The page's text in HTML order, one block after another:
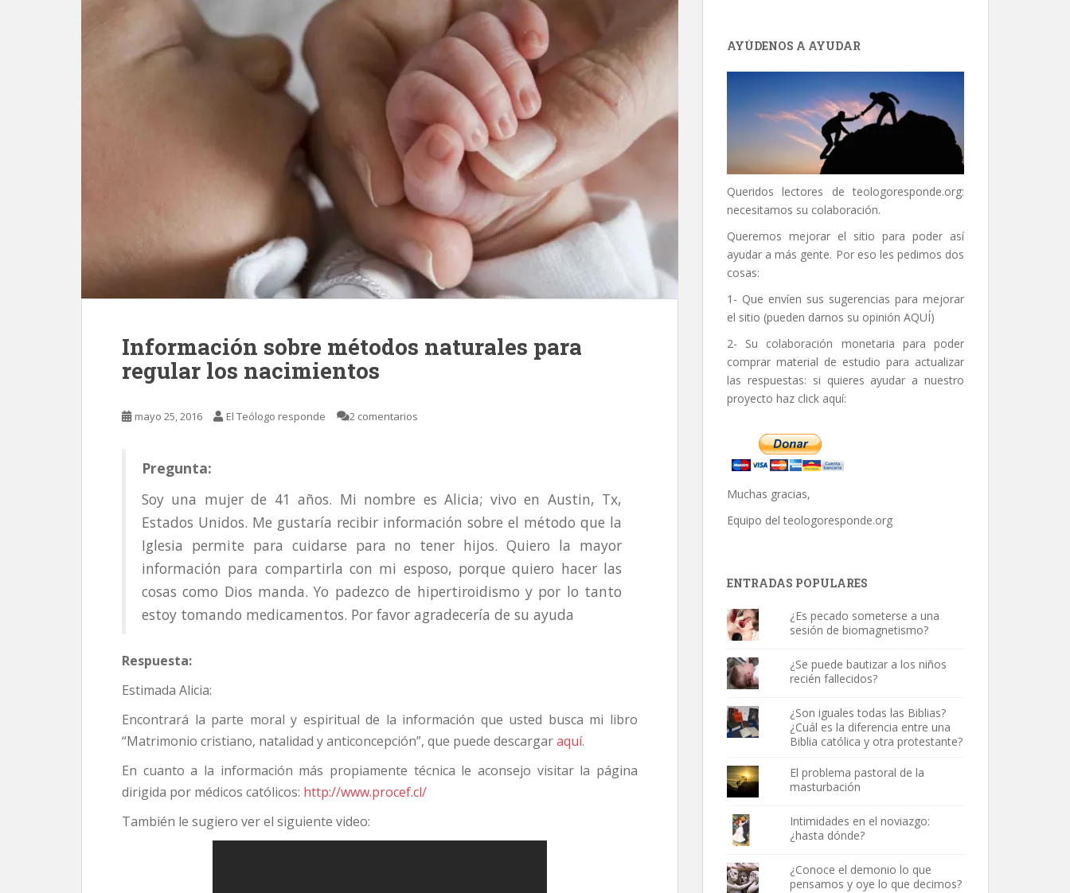
Información sobre métodos naturales para
regular los nacimientos
mayo 25, 2016 El Teólogo responde 2 comentarios
Pregunta:
Soy una mujer de 41 años. Mi nombre es Alicia; vivo en Austin, Tx,
Estados Unidos. Me gustaría recibir información sobre el método que la
Iglesia permite para cuidarse para no tener hijos. Quiero la mayor
información para compartirla con mi esposo, porque quiero hacer las
cosas como Dios manda. Yo padezco de hipertiroidismo y por lo tanto
estoy tomando medicamentos. Por favor agradecería de su ayuda
Respuesta:
Estimada Alicia:
Encontrará la parte moral y espiritual de la información que usted busca mi libro
“Matrimonio cristiano, natalidad y anticoncepción”, que puede descargaraquí.
En cuanto a la información más propiamente técnica le aconsejo visitar la página
dirigida por médicos católicos: http://www.procef.cl/
También le sugiero ver el siguiente video:
AYÚDENOS A AYUDAR
Queridos lectores de teologoresponde.org:
necesitamos su colaboración.
Queremos mejorar el sitio para poder así
ayudar a más gente. Por eso les pedimos dos
cosas:
1- Que envíen sus sugerencias para mejorar
el sitio (pueden darnos su opinión AQUÍ)
2- Su colaboración monetaria para poder
comprar material de estudio para actualizar
las respuestas: si quieres ayudar a nuestro
proyecto haz click aquí:
Muchas gracias,
Equipo del teologoresponde.org
ENTRADAS POPULARES
¿Es pecado someterse a una
sesión de biomagnetismo?
¿Se puede bautizar a los niños
recién fallecidos?
¿Son iguales todas las Biblias?
¿Cuál es la diferencia entre una
Biblia católica y otra protestante?
El problema pastoral de la
masturbación
Intimidades en el noviazgo:
¿hasta dónde?
¿Conoce el demonio lo que
pensamos y oye lo que decimos?